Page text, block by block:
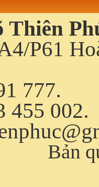
Thiên
P61
777.
455 002.
Bản